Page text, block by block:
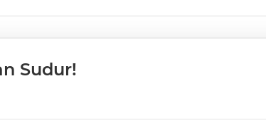
Sudur!